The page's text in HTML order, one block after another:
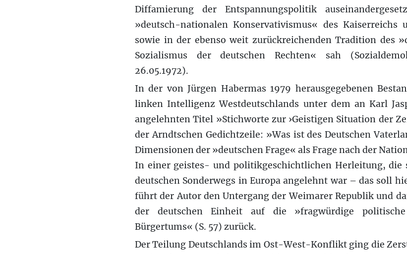
Diffamierung der Entspannungspolitik
»deutsch-nationalen Konservativismus« des Kaiserreichs
sowie in der ebenso weit zurückreichenden Tradition des
Sozialismus der deutschen Rechten« sah
26.05.1972).
In der von Jürgen Habermas 1979 herausgegebenen
linken Intelligenz Westdeutschlands unter dem an Karl
angelehnten Titel »Stichworte zur ›Geistigen Situation der
der Arndtschen Gedichtzeile: »Was ist des Deutschen
Dimensionen der »deutschen Frage« als Frage nach der
In einer geistes- und politikgeschichtlichen Herleitung, die
deutschen Sonderwegs in Europa angelehnt war – das soll
führt der Autor den Untergang der Weimarer Republik und
der deutschen Einheit auf die »fragwürdige
Bürgertums« (S. 57) zurück.
Der Teilung Deutschlands im Ost-West-Konflikt ging die